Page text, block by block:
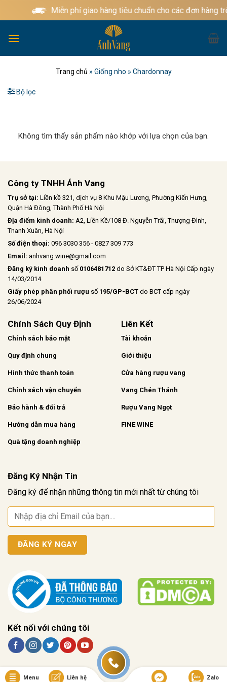
qua
dung
Miễn phí giao hàng tiêu chuẩn cho các đơn hàng
Trang chủ » Giống nho » Chardonnay
Bộ lọc
Không tìm thấy sản phẩm nào khớp với lựa chọn của bạn.
Công ty TNHH Ánh Vang
Trụ sở tại: Liền kề 321, dịch vụ 8 Khu Mậu Lương, Phường Kiến Hưng,
Quận Hà Đông, Thành Phố Hà Nội
Địa điểm kinh doanh: A2, Liền Kề/108 Đ. Nguyễn Trãi, Thượng Đình,
Thanh Xuân, Hà Nội
Số điện thoại: 096 3030 356 - 0827 309 773
Email: anhvang.wine@gmail.com
Đăng ký kinh doanh số 0106481712 do Sở KT&ĐT TP Hà Nội Cấp ngày
14/03/2014
Giấy phép phân phối rượu số 195/GP-BCT do BCT cấp ngày
26/06/2024
Chính Sách Quy Định
Chính sách bảo mật
Quy định chung
Hình thức thanh toán
Chính sách vận chuyển
Bảo hành & đổi trả
Hướng dẫn mua hàng
Quà tặng doanh nghiệp
Liên Kết
Tài khoản
Giới thiệu
Cửa hàng rượu vang
Vang Chén Thánh
Rượu Vang Ngọt
FINE WINE
Đăng Ký Nhận Tin
Đăng ký để nhận những thông tin mới nhất từ chúng tôi
Kết nối với chúng tôi
Menu Liên hệ Zalo